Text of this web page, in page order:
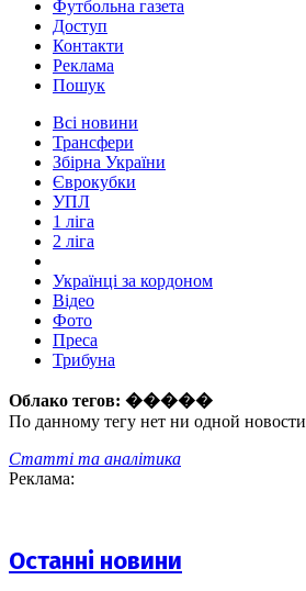
Футбольна газета
Доступ
Контакти
Реклама
Пошук
Всі новини
Трансфери
Збірна України
Єврокубки
УПЛ
1 ліга
2 ліга
Українці за кордоном
Відео
Фото
Преса
Трибуна
Облако тегов: �����
По данному тегу нет ни одной новости
Статті та аналітика
Реклама:
Останні новини